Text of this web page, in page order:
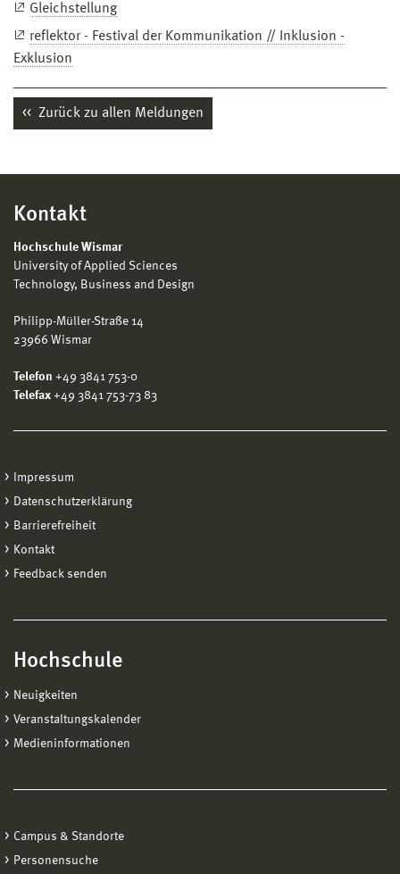
Gleichstellung
reflektor - Festival der Kommunikation // Inklusion -
Exklusion
Zurück zu allen Meldungen
Kontakt
Hochschule Wismar
University of Applied Sciences
Technology, Business and Design
Philipp-Müller-Straße 14
23966 Wismar
Telefon +49 3841 753-0
Telefax +49 3841 753-73 83
Impressum
Datenschutzerklärung
Barrierefreiheit
Kontakt
Feedback senden
Hochschule
Neuigkeiten
Veranstaltungskalender
Medieninformationen
Campus & Standorte
Personensuche